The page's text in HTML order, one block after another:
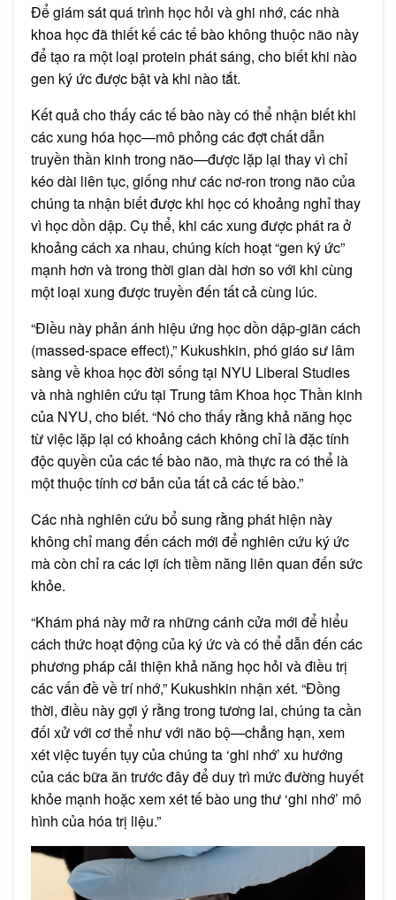
Để giám sát quá trình học hỏi và ghi nhớ, các nhà
khoa học đã thiết kế các tế bào không thuộc não này
để tạo ra một loại protein phát sáng, cho biết khi nào
gen ký ức được bật và khi nào tắt.
Kết quả cho thấy các tế bào này có thể nhận biết khi
các xung hóa học—mô phỏng các đợt chất dẫn
truyền thần kinh trong não—được lặp lại thay vì chỉ
kéo dài liên tục, giống như các nơ-ron trong não của
chúng ta nhận biết được khi học có khoảng nghỉ thay
vì học dồn dập. Cụ thể, khi các xung được phát ra ở
khoảng cách xa nhau, chúng kích hoạt “gen ký ức”
mạnh hơn và trong thời gian dài hơn so với khi cùng
một loại xung được truyền đến tất cả cùng lúc.
“Điều này phản ánh hiệu ứng học dồn dập-giãn cách
(massed-space effect),” Kukushkin, phó giáo sư lâm
sàng về khoa học đời sống tại NYU Liberal Studies
và nhà nghiên cứu tại Trung tâm Khoa học Thần kinh
của NYU, cho biết. “Nó cho thấy rằng khả năng học
từ việc lặp lại có khoảng cách không chỉ là đặc tính
độc quyền của các tế bào não, mà thực ra có thể là
một thuộc tính cơ bản của tất cả các tế bào.”
Các nhà nghiên cứu bổ sung rằng phát hiện này
không chỉ mang đến cách mới để nghiên cứu ký ức
mà còn chỉ ra các lợi ích tiềm năng liên quan đến sức
khỏe.
“Khám phá này mở ra những cánh cửa mới để hiểu
cách thức hoạt động của ký ức và có thể dẫn đến các
phương pháp cải thiện khả năng học hỏi và điều trị
các vấn đề về trí nhớ,” Kukushkin nhận xét. “Đồng
thời, điều này gợi ý rằng trong tương lai, chúng ta cần
đối xử với cơ thể như với não bộ—chẳng hạn, xem
xét việc tuyến tụy của chúng ta ‘ghi nhớ’ xu hướng
của các bữa ăn trước đây để duy trì mức đường huyết
khỏe mạnh hoặc xem xét tế bào ung thư ‘ghi nhớ’ mô
hình của hóa trị liệu.”